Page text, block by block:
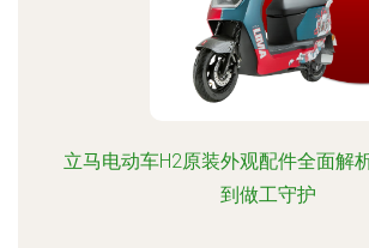
立马电动车H2原装外观配件全面解
到做工守护